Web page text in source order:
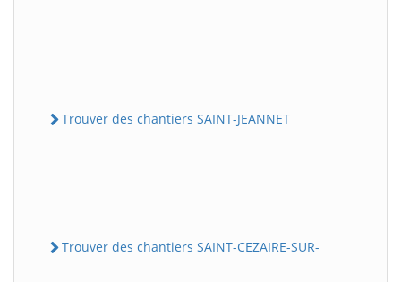
Trouver des chantiers SAINT-JEANNET
Trouver des chantiers SAINT-CEZAIRE-SUR-